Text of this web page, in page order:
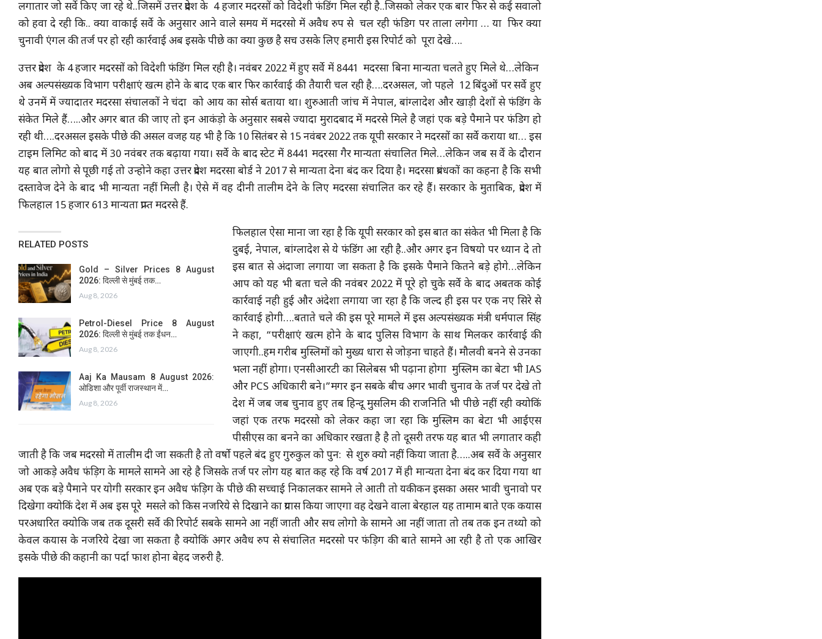
लगातार जो सर्वे किए जा रहे थे..जिसमें उत्तर प्रदेश के 4 हजार मदरसों को विदेशी फंडिंग मिल रही है..जिसको लेकर एक बार फिर से कई सवालो
को हवा दे रही कि.. क्या वाकाई सर्वे के अनुसार आने वाले समय में मदरसो में अवैध रुप से चल रही फंडिग पर ताला लगेगा … या फिर क्या
चुनावी एंगल की तर्ज पर हो रही कार्रवाई अब इसके पीछे का क्या कुछ है सच उसके लिए हमारी इस रिपोर्ट को पूरा देखे….
उत्तर प्रदेश के 4 हजार मदरसों को विदेशी फंडिंग मिल रही है। नवंबर 2022 में हुए सर्वे में 8441 मदरसा बिना मान्यता चलते हुए मिले थे…लेकिन
अब अल्पसंख्यक विभाग परीक्षाएं खत्म होने के बाद एक बार फिर कार्रवाई की तैयारी चल रही है….दरअसल, जो पहले 12 बिंदुओं पर सर्वे हुए
थे उनमें में ज्यादातर मदरसा संचालकों ने चंदा को आय का सोर्स बताया था। शुरुआती जांच में नेपाल, बांग्लादेश और खाड़ी देशों से फंडिंग के
संकेत मिले हैं…..और अगर बात की जाए तो इन आकंड़ो के अनुसार सबसे ज्यादा मुरादबाद में मदरसे मिले है जहां एक बड़े पैमाने पर फंडिग हो
रही थी….दरअसल इसके पीछे की असल वजह यह भी है कि 10 सितंबर से 15 नवंबर 2022 तक यूपी सरकार ने मदरसों का सर्वे कराया था… इस
टाइम लिमिट को बाद में 30 नवंबर तक बढ़ाया गया। सर्वे के बाद स्टेट में 8441 मदरसा गैर मान्यता संचालित मिले…लेकिन जब स र्वे के दौरान
यह बात लोगो से पूछी गई तो उन्होने कहा उत्तर प्रदेश मदरसा बोर्ड ने 2017 से मान्यता देना बंद कर दिया है। मदरसा प्रबंधकों का कहना है कि सभी
दस्तावेज देने के बाद भी मान्यता नहीं मिली है। ऐसे में वह दीनी तालीम देने के लिए मदरसा संचालित कर रहे हैं। सरकार के मुताबिक, प्रदेश में
फिलहाल 15 हजार 613 मान्यता प्राप्त मदरसे हैं.
RELATED POSTS
Gold – Silver Prices 8 August
2026: दिल्ली से मुंबई तक…
Aug 8, 2026
Petrol-Diesel Price 8 August
2026: दिल्ली से मुंबई तक ईंधन…
Aug 8, 2026
Aaj Ka Mausam 8 August 2026:
ओडिशा और पूर्वी राजस्थान में…
Aug 8, 2026
फिलहाल ऐसा माना जा रहा है कि यूपी सरकार को इस बात का संकेत भी मिला है कि
दुबई, नेपाल, बांग्लादेश से ये फंडिंग आ रही है..और अगर इन विषयो पर ध्यान दे तो
इस बात से अंदाजा लगाया जा सकता है कि इसके पैमाने कितने बड़े होगे…लेकिन
आप को यह भी बता चले की नवंबर 2022 में पूरे हो चुके सर्वे के बाद अबतक कोई
कार्रवाई नही हुई और अंदेशा लगाया जा रहा है कि जल्द ही इस पर एक नए सिरे से
कार्रवाई होगी….बताते चले की इस पूरे मामले में इस अल्पसंख्यक मंत्री धर्मपाल सिंह
ने कहा, “परीक्षाएं खत्म होने के बाद पुलिस विभाग के साथ मिलकर कार्रवाई की
जाएगी..हम गरीब मुस्लिमों को मुख्य धारा से जोड़ना चाहते हैं। मौलवी बनने से उनका
भला नहीं होगा। एनसीआरटी का सिलेबस भी पढ़ाना होगा मुस्लिम का बेटा भी IAS
और PCS अधिकारी बने।”मगर इन सबके बीच अगर भावी चुनाव के तर्ज पर देखे तो
देश में जब जब चुनाव हुए तब हिन्दू मुसलिम की राजनिति भी पीछे नहीं रही क्योकिं
जहां एक तरफ मदरसो को लेकर कहा जा रहा कि मुस्लिम का बेटा भी आईएस
पीसीएस का बनने का अधिकार रखता है है तो दूसरी तरफ यह बात भी लगातार कही
जाती है कि जब मदरसो में तालीम दी जा सकती है तो वर्षो पहले बंद हुए गुरुकुल को पुन: से शुरु क्यो नहीं किया जाता है…..अब सर्वे के अनुसार
जो आकड़े अवैध फंड़िग के मामले सामने आ रहे है जिसके तर्ज पर लोग यह बात कह रहे कि वर्ष 2017 में ही मान्यता देना बंद कर दिया गया था
अब एक बड़े पैमाने पर योगी सरकार इन अवैध फंड़िग के पीछे की सच्चाई निकालकर सामने ले आती तो यकीकन इसका असर भावी चुनावो पर
दिखेगा क्योकिं देश में अब इस पूरे मसले को किस नजरिये से दिखाने का प्रयास किया जाएगा वह देखने वाला बेरहाल यह तामाम बाते एक कयास
परअधारित क्योकि जब तक दूसरी सर्वे की रिपोर्ट सबके सामने आ नहीं जाती और सच लोगो के सामने आ नहीं जाता तो तब तक इन तथ्यो को
केवल कयास के नजरिये देखा जा सकता है क्योकिं अगर अवैध रुप से संचालित मदरसो पर फंड़िग की बाते सामने आ रही है तो एक आखिर
इसके पीछे की कहानी का पर्दा फाश होना बेहद जरुरी है.